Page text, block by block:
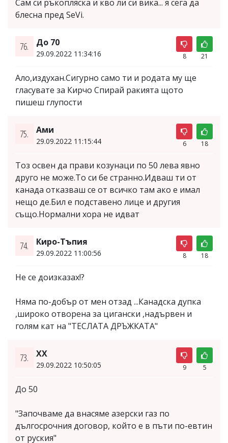
Сам си ръкопляска и кво ли си вика... я сега да
блесна пред SeVi.
76. До 70
29.09.2022 11:34:16 8 21
Ало,издухан.Сигурно само ти и родата му ще
гласувате за Кирчо Спирай ракията щото
пишеш глупости
75. Ами
29.09.2022 11:15:44 6 18
Тоз освен да прави козунаци по 50 лева явно
друго не може.То си бе странно.Идваш ти от
канада отказваш се от всичко там ако е имал
нещо де.Бил е подставено лице и другия
също.Нормални хора не идват
74. Киро-Тъпия
29.09.2022 11:00:56 8 18
Не се доизказах!?
Няма по-добър от мен отзад ...Канадска дупка
,широко отворена за цигански ,надървен и
голям кат на "ТЕСЛАТА ДРЪЖКАТА"
73. XX
29.09.2022 10:50:05 9 5
До 50
"Започваме да внасяме азерски газ по
дългосрочния договор, който е в пъти по-евтин
от руския"